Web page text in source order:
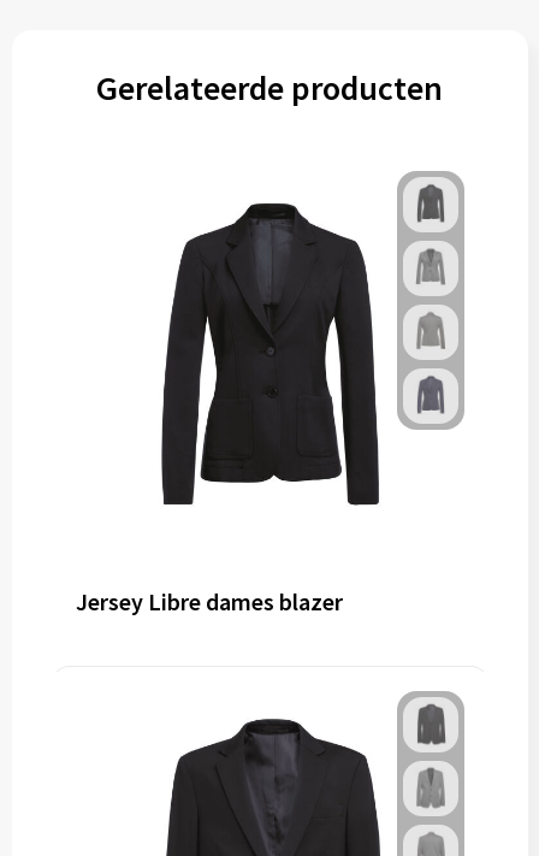
Gerelateerde producten
Jersey Libre dames blazer